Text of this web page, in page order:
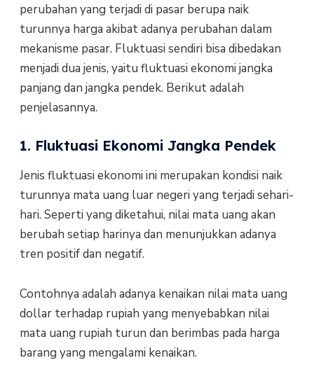
perubahan yang terjadi di pasar berupa naik
turunnya harga akibat adanya perubahan dalam
mekanisme pasar. Fluktuasi sendiri bisa dibedakan
menjadi dua jenis, yaitu fluktuasi ekonomi jangka
panjang dan jangka pendek. Berikut adalah
penjelasannya.
1. Fluktuasi Ekonomi Jangka Pendek
Jenis fluktuasi ekonomi ini merupakan kondisi naik
turunnya mata uang luar negeri yang terjadi sehari-
hari. Seperti yang diketahui, nilai mata uang akan
berubah setiap harinya dan menunjukkan adanya
tren positif dan negatif.
Contohnya adalah adanya kenaikan nilai mata uang
dollar terhadap rupiah yang menyebabkan nilai
mata uang rupiah turun dan berimbas pada harga
barang yang mengalami kenaikan.